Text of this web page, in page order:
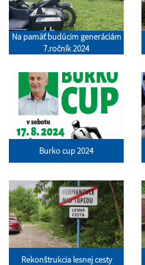
Na pamäť budúcim generáciám
7.ročník 2024
Burko cup 2024
Rekonštrukcia lesnej cesty